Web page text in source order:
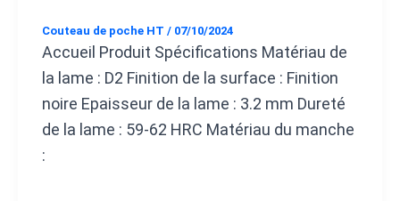
Couteau de poche HT / 07/10/2024
Accueil Produit Spécifications Matériau de
la lame : D2 Finition de la surface : Finition
noire Epaisseur de la lame : 3.2 mm Dureté
de la lame : 59-62 HRC Matériau du manche
: